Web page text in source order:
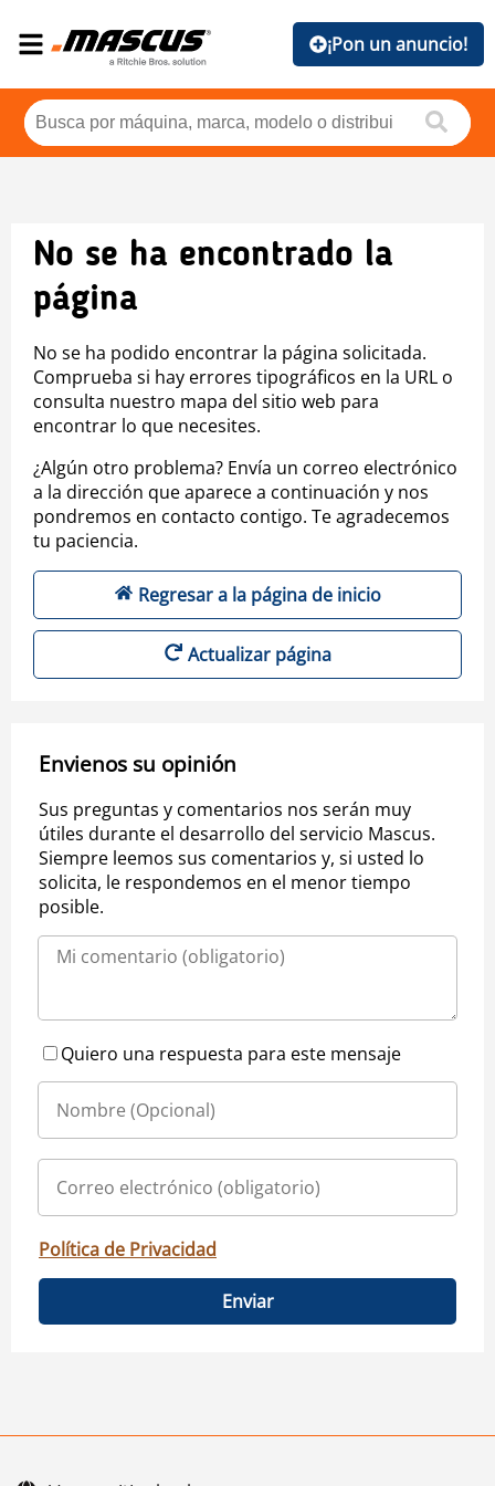
¡Pon un anuncio!
No se ha encontrado la
página
No se ha podido encontrar la página solicitada.
Comprueba si hay errores tipográficos en la URL o
consulta nuestro mapa del sitio web para
encontrar lo que necesites.
¿Algún otro problema? Envía un correo electrónico
a la dirección que aparece a continuación y nos
pondremos en contacto contigo. Te agradecemos
tu paciencia.
Regresar a la página de inicio
Actualizar página
Envienos su opinión
Sus preguntas y comentarios nos serán muy
útiles durante el desarrollo del servicio Mascus.
Siempre leemos sus comentarios y, si usted lo
solicita, le respondemos en el menor tiempo
posible.
Quiero una respuesta para este mensaje
Política de Privacidad
Enviar